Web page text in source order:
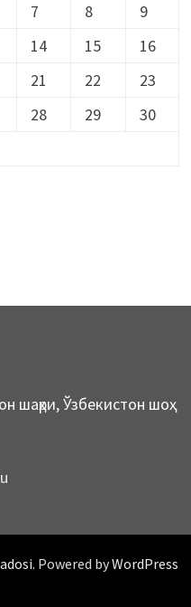
7 8
9
14 15
16
21 22
23
28 29
30
шаҳри, Ўзбекистон шоҳ
. Powered byWordPress